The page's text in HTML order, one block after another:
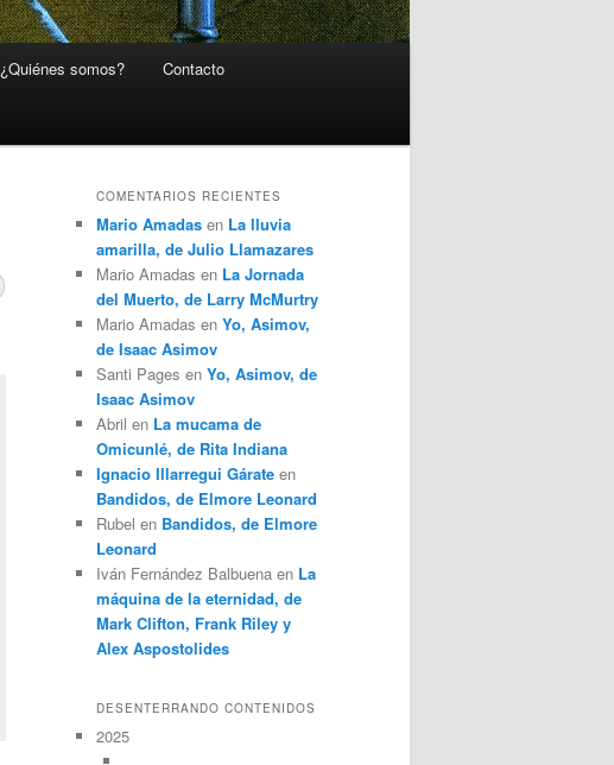
¿Quiénes somos? Contacto
COMENTARIOS RECIENTES
Mario Amadas en La lluvia
amarilla, de Julio Llamazares
Mario Amadas en La Jornada
del Muerto, de Larry McMurtry
Mario Amadas en Yo, Asimov,
de Isaac Asimov
Santi Pages en Yo, Asimov, de
Isaac Asimov
Abril en La mucama de
Omicunlé, de Rita Indiana
Ignacio Illarregui Gárate en
Bandidos, de Elmore Leonard
Rubel en Bandidos, de Elmore
Leonard
Iván Fernández Balbuena en La
máquina de la eternidad, de
Mark Clifton, Frank Riley y
Alex Aspostolides
DESENTERRANDO CONTENIDOS
2025